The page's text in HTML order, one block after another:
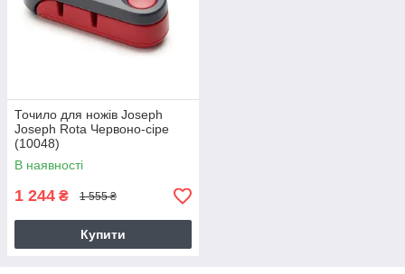
Точило для ножів Joseph
Joseph Rota Червоно-сіре
(10048)
В наявності
1 244 ₴ 1 555 ₴
Купити